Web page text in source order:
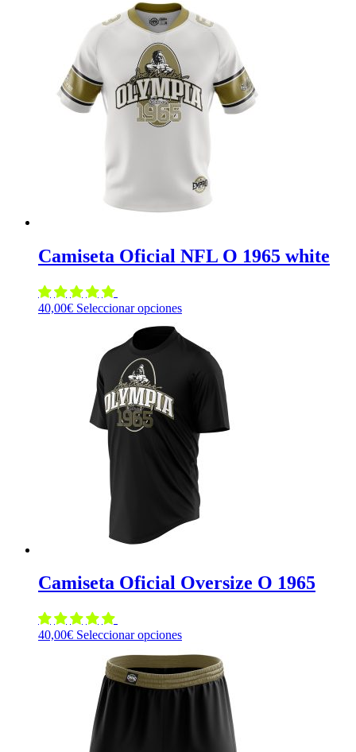
tiene
múltiples
variantes.
opciones
se
pueden
elegir
producto
Camiseta Oficial NFL O 1965 white
40,00€ Seleccionar opcionesEste
tiene
múltiples
variantes.
opciones
elegir
en
página
de
producto
Camiseta Oficial Oversize O 1965
40,00€ Seleccionar opcionesEste
múltiples
variantes.